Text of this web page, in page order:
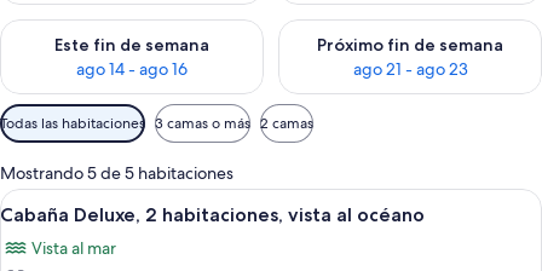
Este fin de semana
ago 14 - ago 16
Consulta la disponibilidad para este fin de semana ago 14 -
Próximo fin de semana
ago 21 - ago 23
Consulta la disponibilidad
Filtros
disponibles
para
las
habitaciones
Todas las habitaciones 3 camas o más 2 camas
Mostrando 5 de 5 habitaciones
Ver
todas
las
Una cocina compacta con armarios
7
Cabaña Deluxe, 2 habitaciones, vista al océano
Vista al mar